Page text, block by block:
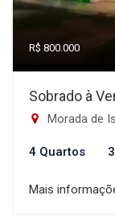
R$ 800.000
Sobrado à
Morada de
4 Quartos
Mais